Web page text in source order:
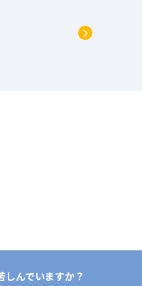
んでいますか？